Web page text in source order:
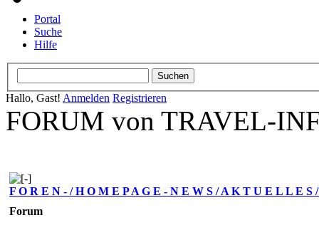
Portal
Suche
Hilfe
Hallo, Gast! Anmelden Registrieren
FORUM von TRAVEL-
F O R E N - / H O M E P A G E - N E W S / A K T U E L L E S
Forum